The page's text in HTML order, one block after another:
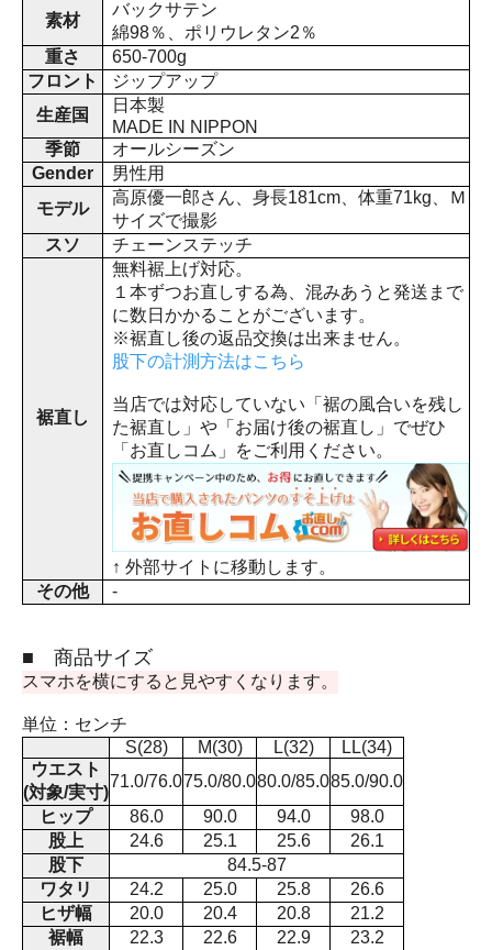
素材
バックサテン
綿98％、ポリウレタン2％
重さ
650-700g
フロント
ジップアップ
生産国
日本製
MADE IN NIPPON
季節
オールシーズン
Gender
男性用
モデル
高原優一郎さん、身長181cm、体重71kg、Ｍ
サイズで撮影
スソ
チェーンステッチ
裾直し
無料裾上げ対応。
１本ずつお直しする為、混みあうと発送まで
に数日かかることがございます。
※裾直し後の返品交換は出来ません。
股下の計測方法はこちら
当店では対応していない「裾の風合いを残し
た裾直し」や「お届け後の裾直し」でぜひ
「お直しコム」をご利用ください。
↑ 外部サイトに移動します。
その他
-
■ 商品サイズ
スマホを横にすると見やすくなります。
単位：センチ
S(28)
M(30) L(32)
LL(34)
ウエスト
(対象/実寸)
71.0/76.075.0/80.080.0/85.085.0/90.0
ヒップ
86.0 90.0 94.0
98.0
股上
24.6 25.1 25.6
26.1
股下
84.5-87
ワタリ
24.2 25.0 25.8
26.6
ヒザ幅
20.0 20.4 20.8
21.2
裾幅
22.3 22.6 22.9
23.2